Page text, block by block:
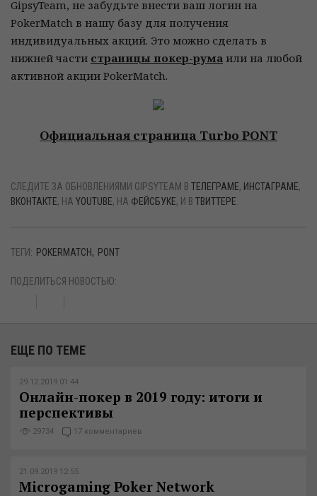
GipsyTeam, не забудьте внести ваш логин на
PokerMatch в нашу базу для получения
индивидуальных акций. Это можно сделать в
нижней части страницы покер-рума или на любой
активной акции PokerMatch.
Официальная страница Turbo PONT
СЛЕДИТЕ ЗА ОБНОВЛЕНИЯМИ GIPSYTEAM В ТЕЛЕГРАМЕ, ИНСТАГРАМЕ,
ВКОНТАКТЕ, НА YOUTUBE, НА ФЕЙСБУКЕ, И В ТВИТТЕРЕ
ТЕГИ: POKERMATCH PONT
ПОДЕЛИТЬСЯ НОВОСТЬЮ:
ЕЩЕ ПО ТЕМЕ
29.12.2019 01:44
Онлайн-покер в 2019 году: итоги и
перспективы
29734 17 комментариев
21.09.2019 12:55
Microgaming Poker Network